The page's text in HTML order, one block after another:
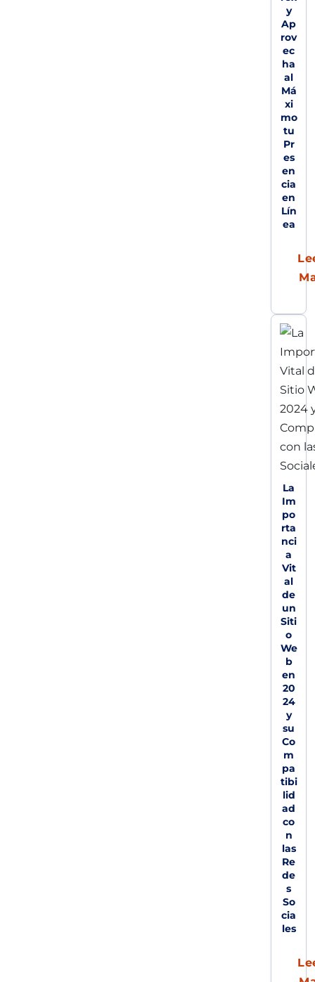
y
Ap
rov
ec
ha
al
Má
xi
mo
tu
Pr
es
en
cia
en
Lín
ea
La
Im
po
rta
nci
a
Vit
al
de
un
Siti
o
We
b
en
20
24
y
su
Co
m
pa
tibi
lid
ad
co
n
las
Re
de
s
So
cia
les